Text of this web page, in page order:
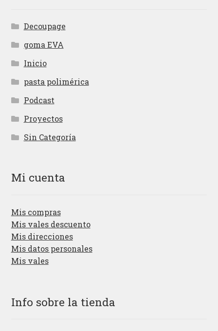
Decoupage
goma EVA
Inicio
pasta polimérica
Podcast
Proyectos
Sin Categoría
Mi cuenta
Mis compras
Mis vales descuento
Mis direcciones
Mis datos personales
Mis vales
Info sobre la tienda